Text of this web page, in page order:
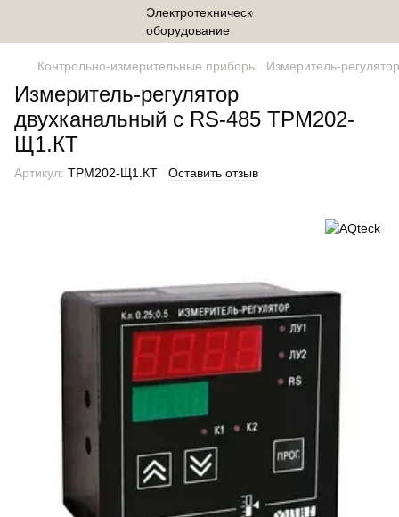
Контрольно-измерительные приборы Измеритель-регулятор
Измеритель-регулятор
двухканальный с RS-485 ТРМ202-
Щ1.КТ
Артикул: ТРМ202-Щ1.КТ Оставить отзыв